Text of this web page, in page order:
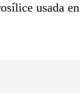
usada en